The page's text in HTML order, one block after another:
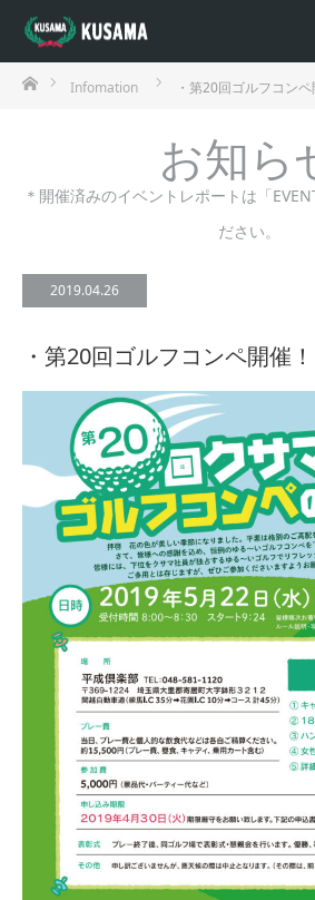
ホームInfomation ・第20回ゴルフコンペ
お知ら
＊開催済みのイベントレポートは「
ださい。
2019.04.26
・第20回ゴルフコンペ開催！